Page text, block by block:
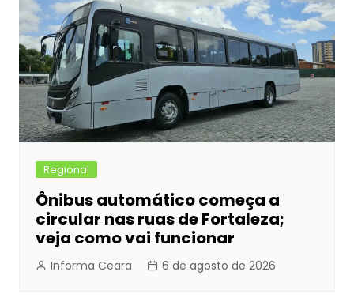
Regional
Ônibus automático começa a
circular nas ruas de Fortaleza;
veja como vai funcionar
Informa Ceara 6 de agosto de 2026